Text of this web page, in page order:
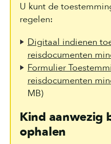
U kunt de
regelen:
Digitaal indienen
reisdocumenten
Formulier
reisdocumenten
MB)
Kind aanwezig
ophalen